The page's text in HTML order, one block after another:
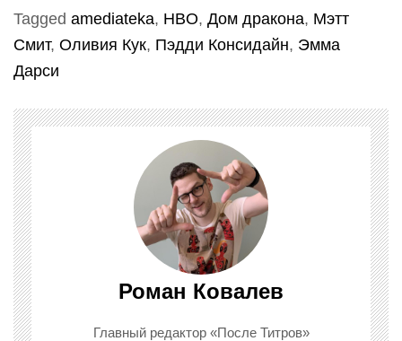
Tagged amediateka, HBO, Дом дракона, Мэтт
Смит, Оливия Кук, Пэдди Консидайн, Эмма
Дарси
Роман Ковалев
Главный редактор «После Титров»